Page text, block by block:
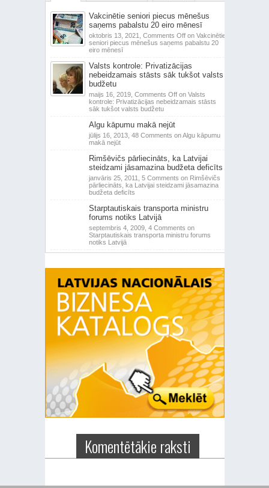
Vakcinētie seniori piecus mēnešus
saņems pabalstu 20 eiro mēnesī
oktobris 13, 2021, Comments Offon Vakcinētie
seniori piecus mēnešus saņems pabalstu 20
eiro mēnesī
Valsts kontrole: Privatizācijas
nebeidzamais stāsts sāk tukšot valsts
budžetu
maijs 16, 2019, Comments Offon Valsts
kontrole: Privatizācijas nebeidzamais stāsts
sāk tukšot valsts budžetu
Algu kāpumu makā nejūt
jūlijs 16, 2013, 48 Comments on Algu kāpumu
makā nejūt
Rimšēvičs pārliecināts, ka Latvijai
steidzami jāsamazina budžeta deficīts
janvāris 25, 2011, 5 Comments on Rimšēvičs
pārliecināts, ka Latvijai steidzami jāsamazina
budžeta deficīts
Starptautiskais transporta ministru
forums notiks Latvijā
septembris 4, 2009, 4 Comments on
Starptautiskais transporta ministru forums
notiks Latvijā
Komentētākie raksti